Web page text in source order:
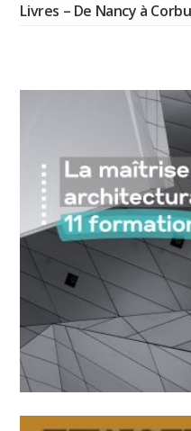
Livres – De Nancy à